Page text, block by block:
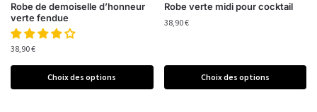
Robe de demoiselle d’honneur
verte fendue
38,90€
Choix des options
Robe verte midi pour cocktail
38,90€
Choix des options